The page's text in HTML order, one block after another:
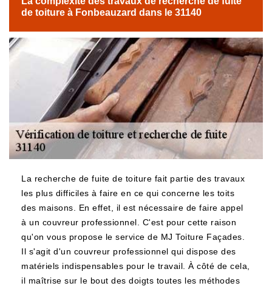
de toiture à Fonbeauzard dans le 31140
La recherche de fuite de toiture fait partie des travaux
les plus difficiles à faire en ce qui concerne les toits
des maisons. En effet, il est nécessaire de faire appel
à un couvreur professionnel. C'est pour cette raison
qu'on vous propose le service de MJ Toiture Façades.
Il s'agit d'un couvreur professionnel qui dispose des
matériels indispensables pour le travail. À côté de cela,
il maîtrise sur le bout des doigts toutes les méthodes